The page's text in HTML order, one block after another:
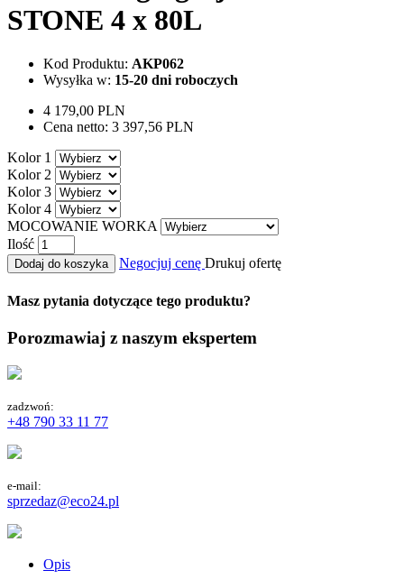
STONE 4 x 80L
Kod Produktu: AKP062
Wysyłka w: 15-20 dni roboczych
4 179,00 PLN
Cena netto: 3 397,56 PLN
Kolor 1
Kolor 2
Kolor 3
Kolor 4
MOCOWANIE WORKA
Ilość
Dodaj do koszyka Negocjuj cenę Drukuj ofertę
Masz pytania dotyczące tego produktu?
Porozmawiaj z naszym ekspertem
zadzwoń:
+48 790 33 11 77
e-mail:
sprzedaz@eco24.pl
Opis